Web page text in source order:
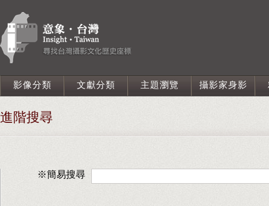
影像分類 文獻分類 主題瀏覽 攝影家身影
進階搜尋
※簡易搜尋